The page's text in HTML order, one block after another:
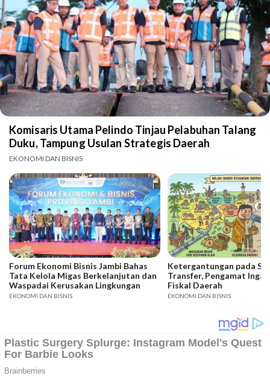
Komisaris Utama Pelindo Tinjau Pelabuhan Talang
Duku, Tampung Usulan Strategis Daerah
EKONOMI DAN BISNIS
Forum Ekonomi Bisnis Jambi Bahas
Tata Kelola Migas Berkelanjutan dan
Waspadai Kerusakan Lingkungan
EKONOMI DAN BISNIS
Ketergantungan pada
Transfer, Pengamat
Fiskal Daerah
EKONOMI DAN BISNIS